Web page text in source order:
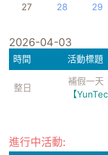
27
28 29
2026-04-03
時間 活動標題
整日
補假一天
【
進行中活動: